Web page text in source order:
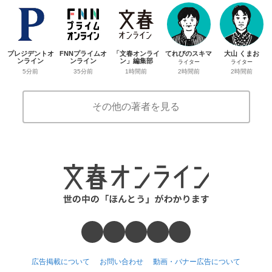
プレジデントオ
ンライン
5分前
FNNプライムオ
ンライン
35分前
「文春オンライ
ン」編集部
1時間前
てれびのスキマ
ライター
2時間前
大山 くまお
ライター
2時間前
その他の著者を見る
広告掲載について お問い合わせ 動画・バナー広告について